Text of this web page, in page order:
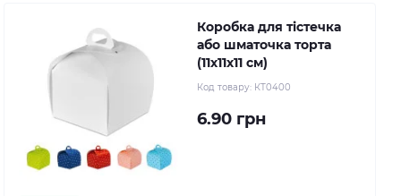
Коробка для тістечка
або шматочка торта
(11х11х11 см)
Код товару: КТ0400
6.90 грн